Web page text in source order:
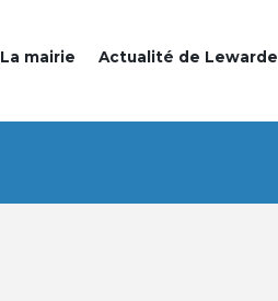
La mairie Actualité de Lewarde